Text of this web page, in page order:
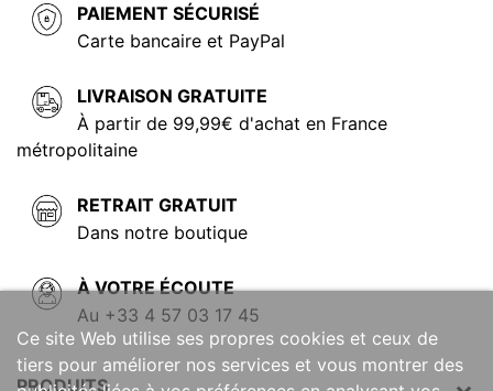
PAIEMENT SÉCURISÉ
Carte bancaire et PayPal
LIVRAISON GRATUITE
À partir de 99,99€ d'achat en France
métropolitaine
RETRAIT GRATUIT
Dans notre boutique
À VOTRE ÉCOUTE
Au +33 4 57 03 17 45
PRODUITS
Ce site Web utilise ses propres cookies et ceux de
tiers pour améliorer nos services et vous montrer des